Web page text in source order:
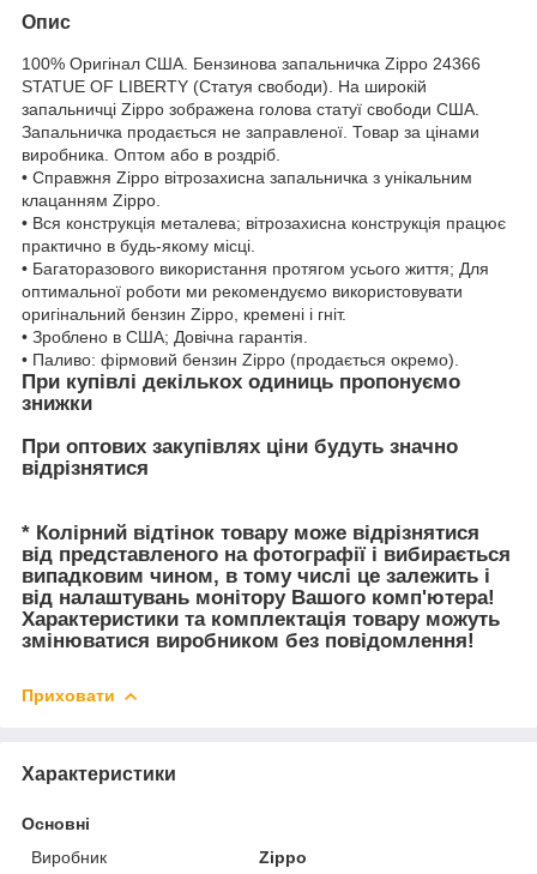
Опис
100% Оригінал США. Бензинова запальничка Zippo 24366
STATUE OF LIBERTY (Статуя свободи). На широкій
запальничці Zippo зображена голова статуї свободи США.
Запальничка продається не заправленої. Товар за цінами
виробника. Оптом або в роздріб.
• Справжня Zippo вітрозахисна запальничка з унікальним
клацанням Zippo.
• Вся конструкція металева; вітрозахисна конструкція працює
практично в будь-якому місці.
• Багаторазового використання протягом усього життя; Для
оптимальної роботи ми рекомендуємо використовувати
оригінальний бензин Zippo, кремені і гніт.
• Зроблено в США; Довічна гарантія.
• Паливо: фірмовий бензин Zippo (продається окремо).
При купівлі декількох одиниць пропонуємо
знижки
При оптових закупівлях ціни будуть значно
відрізнятися
* Колірний відтінок товару може відрізнятися
від представленого на фотографії і вибирається
випадковим чином, в тому числі це залежить і
від налаштувань монітору Вашого комп'ютера!
Характеристики та комплектація товару можуть
змінюватися виробником без повідомлення!
Приховати
Характеристики
Основні
Виробник
Zippo